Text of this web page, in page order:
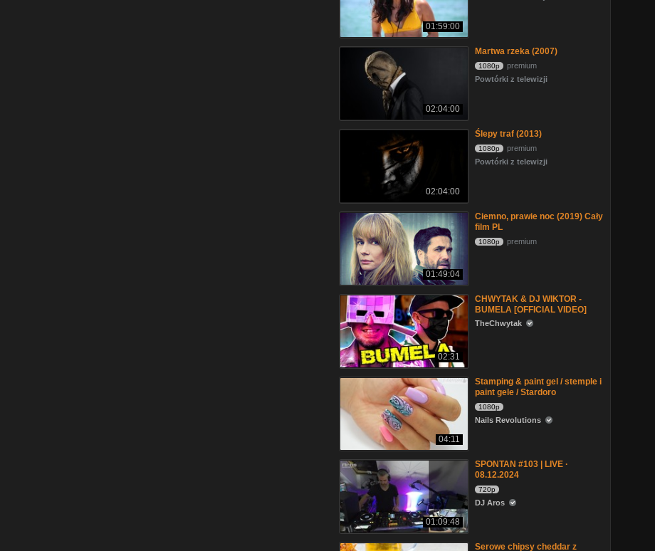
01:59:00
02:04:00
Martwa rzeka (2007)
1080p
premium
Powtórki z telewizji
02:04:00
Ślepy traf (2013)
1080p
premium
Powtórki z telewizji
01:49:04
Ciemno, prawie noc (2019) Cały
film PL
1080p premium
02:31
CHWYTAK & DJ WIKTOR -
BUMELA [OFFICIAL VIDEO]
TheChwytak
04:11
Stamping & paint gel / stemple i
paint gele / Stardoro
1080p
Nails Revolutions
01:09:48
SPONTAN #103 | LIVE ·
08.12.2024
720p
DJ Aros
Serowe chipsy cheddar z